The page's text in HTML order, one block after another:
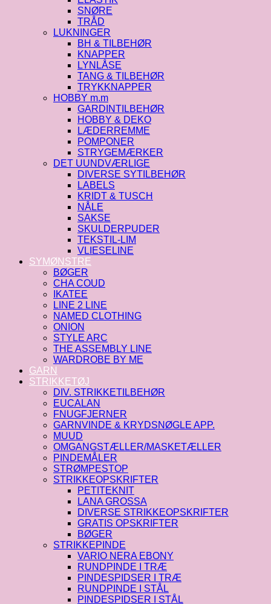
SNØRE
TRÅD
LUKNINGER
BH & TILBEHØR
KNAPPER
LYNLÅSE
TANG & TILBEHØR
TRYKKNAPPER
HOBBY m.m
GARDINTILBEHØR
HOBBY & DEKO
LÆDERREMME
POMPONER
STRYGEMÆRKER
DET UUNDVÆRLIGE
DIVERSE SYTILBEHØR
LABELS
KRIDT & TUSCH
NÅLE
SAKSE
SKULDERPUDER
TEKSTIL-LIM
VLIESELINE
SYMØNSTRE
BØGER
CHA COUD
IKATEE
LINE 2 LINE
NAMED CLOTHING
ONION
STYLE ARC
THE ASSEMBLY LINE
WARDROBE BY ME
GARN
STRIKKETØJ
DIV. STRIKKETILBEHØR
EUCALAN
FNUGFJERNER
GARNVINDE & KRYDSNØGLE APP.
MUUD
OMGANGSTÆLLER/MASKETÆLLER
PINDEMÅLER
STRØMPESTOP
STRIKKEOPSKRIFTER
PETITEKNIT
LANA GROSSA
DIVERSE STRIKKEOPSKRIFTER
GRATIS OPSKRIFTER
BØGER
STRIKKEPINDE
VARIO NERA EBONY
RUNDPINDE I TRÆ
PINDESPIDSER I TRÆ
RUNDPINDE I STÅL
PINDESPIDSER I STÅL